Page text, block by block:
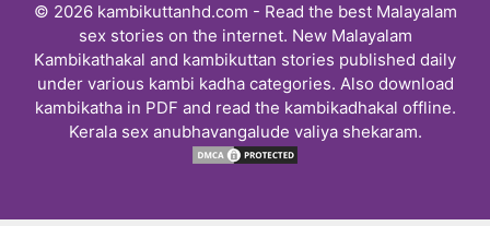
© 2026 kambikuttanhd.com - Read the best Malayalam
sex stories on the internet. New Malayalam
Kambikathakal and kambikuttan stories published daily
under various kambi kadha categories. Also download
kambikatha in PDF and read the kambikadhakal offline.
Kerala sex anubhavangalude valiya shekaram.